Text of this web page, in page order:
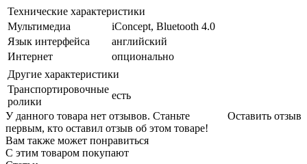
Технические характеристики
Мультимедиа
iConcept, Bluetooth 4.0
Язык интерфейса
английский
Интернет
опционально
Другие характеристики
Транспортировочные
ролики
есть
Оставить отзыв
У данного товара нет отзывов. Станьте
первым, кто оставил отзыв об этом товаре!
Вам также может понравиться
С этим товаром покупают